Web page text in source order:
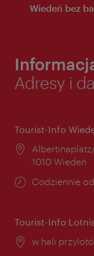
Wiedeń bez
Adresy i
Tourist-Info
Miejsce:
1010 Wiedeń
Godziny
Codziennie
Tourist-Info
Miejsce:
w hali